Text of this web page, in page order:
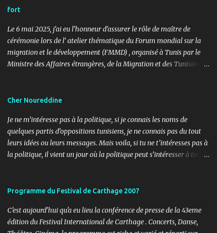
fort
Le 6 mai 2025, j’ai eu l’honneur d’assurer le rôle de maître de
cérémonie lors de l’ atelier thématique du Forum mondial sur la
migration et le développement (FMMD) , organisé à Tunis par le
Ministre des Affaires étrangères, de la Migration et des Tunisiens à
niveau a rassemblé des diplomates, des experts de la diaspora, des
civile autour d’un objectif commun : renforcer le rôle stratégique
de la diaspora dans le développement durable, l’investissement et
la coopération internationale. 🎤 Mon rôle : donner le rythme,
porter la voix du dialogue En tant que maître de cérémonie, mon
moments d’ouverture, d’échanges et de clôture. Ce fut une expéri...
Cher Noureddine
Je ne m’intéresse pas à la politique, si je connais les noms de
quelques partis d’oppositions tunisiens, je ne connais pas du tout
leurs idées ou leurs messages. Mais voila, si tu ne t’intéresses pas à
la politique, il vient un jour où la politique peut s’intéresser à toi…
Ouatane ». Après informations, il s’agit de l’organe officiel d’un
non pas de l’article, mais du sujet (3 pages), c’est les adorateurs de
Satan en Tunisie. Noureddine Mbarki a réalisé une enquête sur le
Programme du Festival de Carthage 2007
C'est aujourd'hui qu'a eu lieu la conférence de presse de la 43eme
édition du Festival International de Carthage . Concerts, Danse,